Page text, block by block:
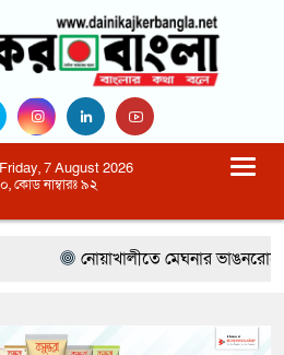
7 August 2026
কোড নাম্বারঃ ৯২
নোয়াখালীতে মেঘনার ভাঙনরোধে